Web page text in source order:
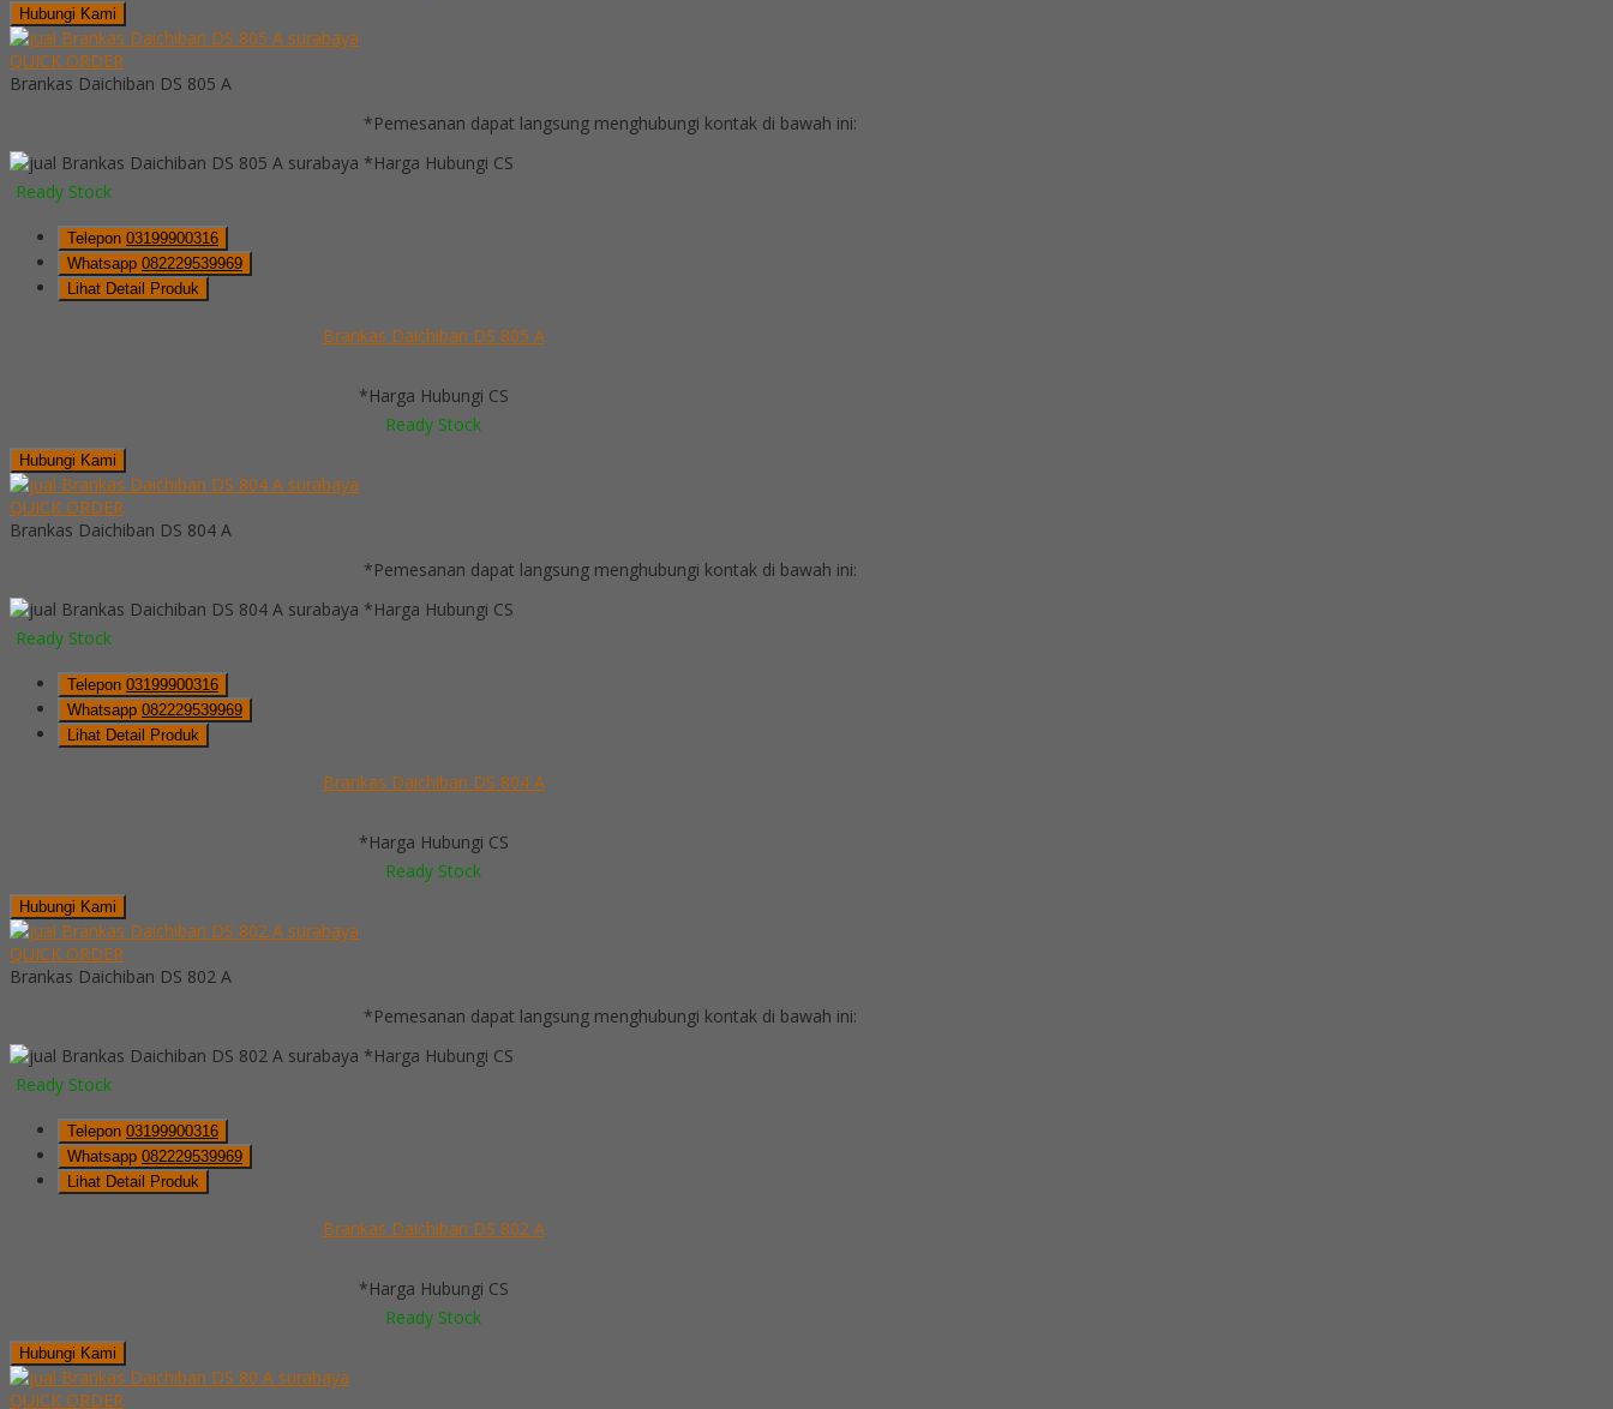
Hubungi Kami
QUICK ORDER
Brankas Daichiban DS 805 A
*Pemesanan dapat langsung menghubungi kontak di bawah ini:
*Harga Hubungi CS
Ready Stock
Telepon 03199900316
Whatsapp 082229539969
Lihat Detail Produk
Brankas Daichiban DS 805 A
*Harga Hubungi CS
Ready Stock
Hubungi Kami
QUICK ORDER
Brankas Daichiban DS 804 A
*Pemesanan dapat langsung menghubungi kontak di bawah ini:
*Harga Hubungi CS
Ready Stock
Telepon 03199900316
Whatsapp 082229539969
Lihat Detail Produk
Brankas Daichiban DS 804 A
*Harga Hubungi CS
Ready Stock
Hubungi Kami
QUICK ORDER
Brankas Daichiban DS 802 A
*Pemesanan dapat langsung menghubungi kontak di bawah ini:
*Harga Hubungi CS
Ready Stock
Telepon 03199900316
Whatsapp 082229539969
Lihat Detail Produk
Brankas Daichiban DS 802 A
*Harga Hubungi CS
Ready Stock
Hubungi Kami
QUICK ORDER